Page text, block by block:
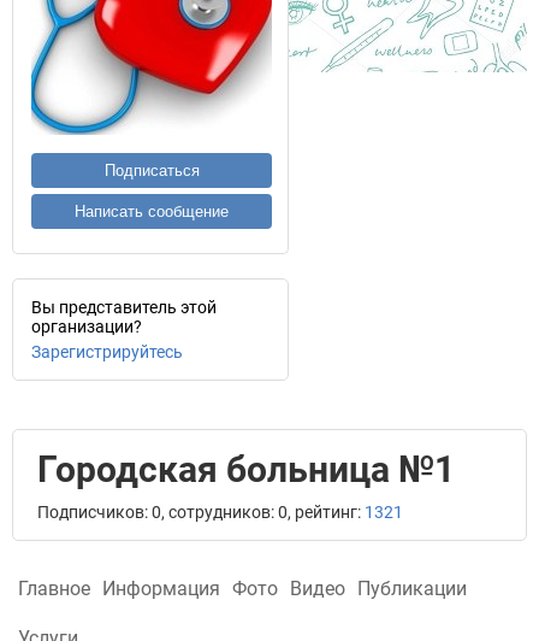
Подписаться
Написать сообщение
Вы представитель этой
организации?
Зарегистрируйтесь
Городская больница №1
Подписчиков: 0, сотрудников: 0, рейтинг: 1321
Главное Информация Фото Видео Публикации